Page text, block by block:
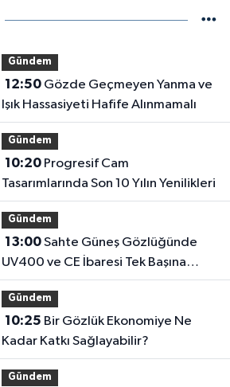
Gündem
12:50Gözde Geçmeyen Yanma ve
Işık Hassasiyeti Hafife Alınmamalı
Gündem
10:20Progresif Cam
Tasarımlarında Son 10 Yılın Yenilikleri
Gündem
13:00Sahte Güneş Gözlüğünde
UV400 ve CE İbaresi Tek Başına
Yeterli mi?
Gündem
10:25
Kadar Katkı Sağlayabilir?
Gündem